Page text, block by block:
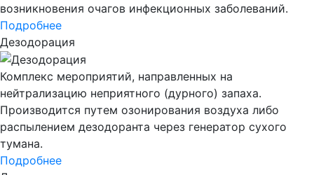
возникновения очагов инфекционных заболеваний.
Подробнее
Дезодорация
Комплекс мероприятий, направленных на
нейтрализацию неприятного (дурного) запаха.
Производится путем озонирования воздуха либо
распылением дезодоранта через генератор сухого
тумана.
Подробнее